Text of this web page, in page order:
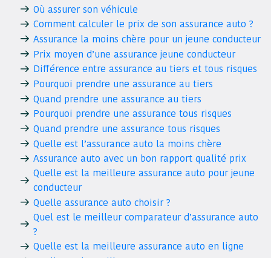
Où assurer son véhicule
Comment calculer le prix de son assurance auto ?
Assurance la moins chère pour un jeune conducteur
Prix moyen d’une assurance jeune conducteur
Différence entre assurance au tiers et tous risques
Pourquoi prendre une assurance au tiers
Quand prendre une assurance au tiers
Pourquoi prendre une assurance tous risques
Quand prendre une assurance tous risques
Quelle est l’assurance auto la moins chère
Assurance auto avec un bon rapport qualité prix
Quelle est la meilleure assurance auto pour jeune
conducteur
Quelle assurance auto choisir ?
Quel est le meilleur comparateur d’assurance auto
?
Quelle est la meilleure assurance auto en ligne